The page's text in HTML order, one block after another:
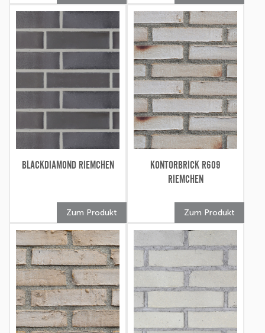
BLACKDIAMOND RIEMCHEN
Zum Produkt
KONTORBRICK R609
RIEMCHEN
Zum Produkt